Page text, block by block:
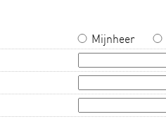
Mijnheer